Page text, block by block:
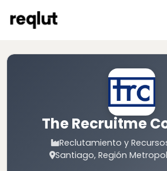
The Recruitme
Reclutamiento y
Santiago, Región